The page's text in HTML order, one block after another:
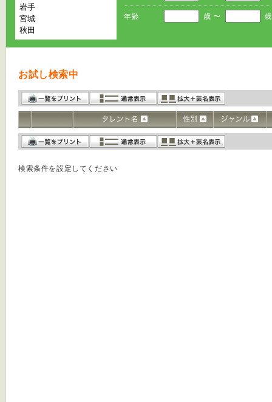
年齢 歳 〜 歳
お試し検索中
検索条件を設定してください